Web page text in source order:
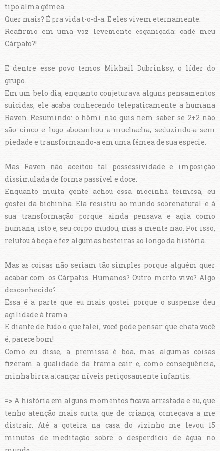
tipo alma gêmea.
Quer mais? É pra vida t-o-d-a. E eles vivem eternamente.
Reafirmo em uma voz levemente esganiçada: cadê meu
Cárpato?!
E dentre esse povo temos Mikhail Dubrinksy, o líder do
grupo.
Em um belo dia, enquanto conjeturava alguns pensamentos
suicidas, ele acaba conhecendo telepaticamente a humana
Raven. Resumindo: o hômi não quis nem saber se 2+2 não
são cinco e logo abocanhou a muchacha, seduzindo-a sem
piedade e transformando-a em uma fêmea de sua espécie.
Mas Raven não aceitou tal possessividade e imposição
dissimulada de forma passível e doce.
Enquanto muita gente achou essa mocinha teimosa, eu
gostei da bichinha. Ela resistiu ao mundo sobrenatural e à
sua transformação porque ainda pensava e agia como
humana, isto é, seu corpo mudou, mas a mente não. Por isso,
relutou à beça e fez algumas besteiras ao longo da história.
Mas as coisas não seriam tão simples porque alguém quer
acabar com os Cárpatos. Humanos? Outro morto vivo? Algo
desconhecido?
Essa é a parte que eu mais gostei porque o suspense deu
agilidade à trama.
E diante de tudo o que falei, você pode pensar: que chata você
é, parece bom!
Como eu disse, a premissa é boa, mas algumas coisas
fizeram a qualidade da trama cair e, como consequência,
minha birra alcançar níveis perigosamente infantis:
=> A história em alguns momentos ficava arrastada e eu, que
tenho atenção mais curta que de criança, começava a me
distrair. Até a goteira na casa do vizinho me levou 15
minutos de meditação sobre o desperdício de água no